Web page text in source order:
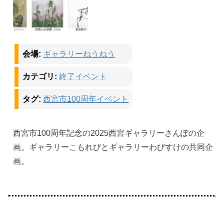
会場: ギャラリーねうねう
カテゴリ: 終了イベント
タグ: 西宮市100周年イベント
西宮市100周年記念の2025西宮ギャラリーさんぽの企
画。ギャラリーこもれびとギャラリーわびすけの共同企
画。